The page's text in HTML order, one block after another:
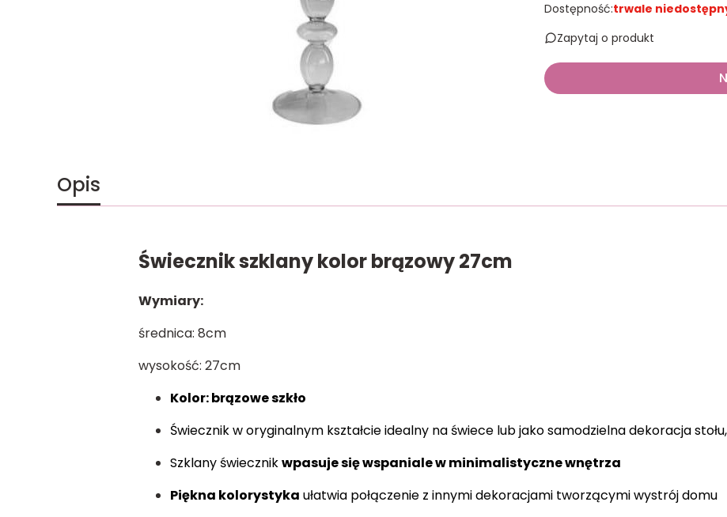
Dostępność:trwale
Zapytaj o produkt
Opis
Świecznik szklany kolor brązowy 27cm
Wymiary:
średnica: 8cm
wysokość: 27cm
Kolor: brązowe szkło
Świecznik w oryginalnym kształcie idealny na świece lub jako samodzielna dekoracja
Szklany świecznikwpasuje się wspaniale w minimalistyczne wnętrza
Piękna kolorystyka ułatwia połączenie z innymi dekoracjami tworzącymi wystrój domu